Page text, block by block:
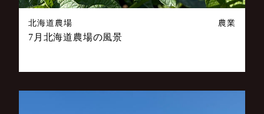
北海道農場 農業
7月北海道農場の風景